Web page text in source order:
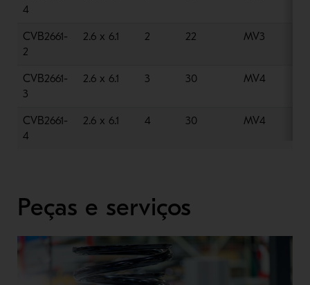
4
CVB2661-
2
2.6 x 6.1 2 22 MV3
CVB2661-
3
2.6 x 6.1 3 30 MV4
CVB2661-
4
2.6 x 6.1 4 30 MV4
Peças e serviços